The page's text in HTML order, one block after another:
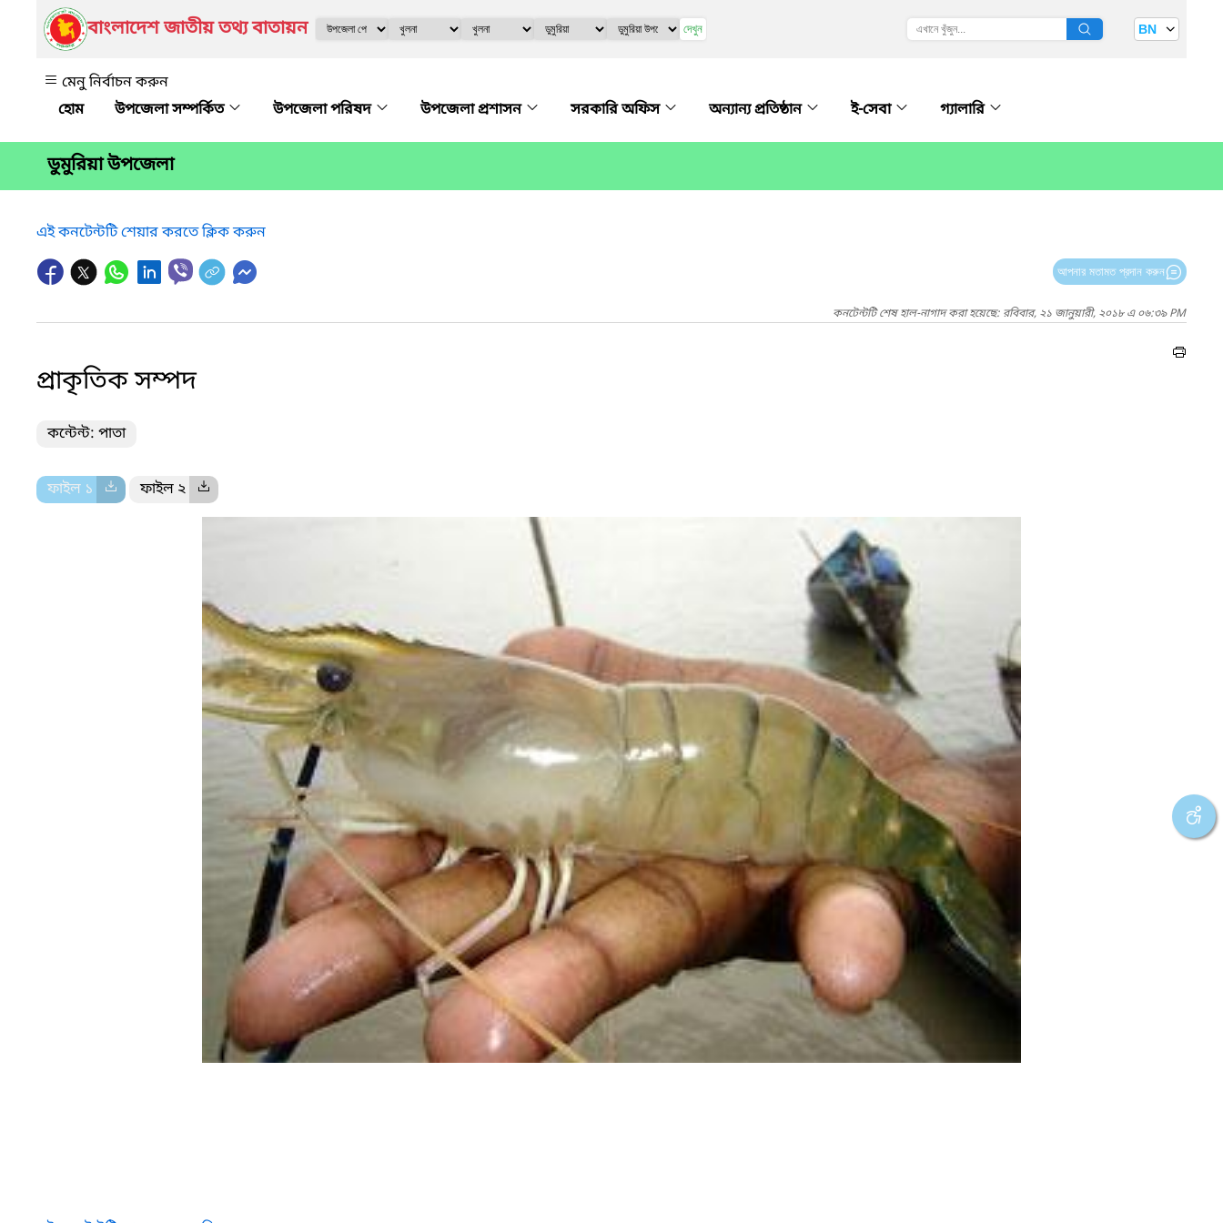
বাংলাদেশ জাতীয় তথ্য বাতায়ন দেখুন BN
মেনু নির্বাচন করুন
উপজেলা সম্পর্কিত
উপজেলা পরিষদ উপজেলা প্রশাসন সরকারি অফিস অন্যান্য প্রতিষ্ঠান ই-সেবা গ্যালারি
ডুমুরিয়া উপজেলা
এই কনটেন্টটি শেয়ার করতে ক্লিক করুন
আপনার মতামত প্রদান করুন
কনটেন্টটি শেষ হাল-নাগাদ করা হয়েছে: রবিবার, ২১ জানুয়ারী, ২০১৮ এ ০৬:৩৯ PM
প্রাকৃতিক সম্পদ
কন্টেন্ট: পাতা
ফাইল ১ ফাইল ২